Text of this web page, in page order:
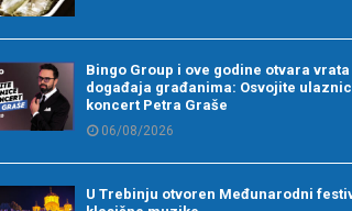
Bingo Group i ove godine otvara vrata
događaja građanima: Osvojite
koncert Petra Graše
06/08/2026
U Trebinju otvoren Međunarodni